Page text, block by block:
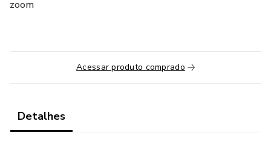
zoom
Acessar produto comprado
Detalhes